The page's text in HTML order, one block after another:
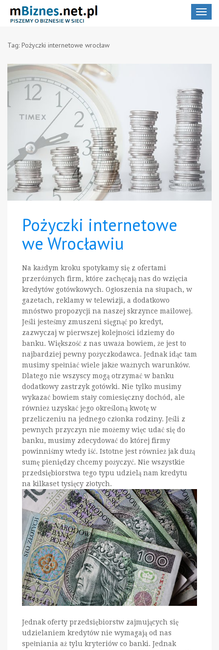
Toggle
Tag: Pożyczki internetowe wrocław
Pożyczki internetowe
we Wrocławiu
Na każdym kroku spotykamy się z ofertami
przeróżnych firm, które zachęcają nas do wzięcia
kredytów gotówkowych. Ogłoszenia na słupach, w
gazetach, reklamy w telewizji, a dodatkowo
mnóstwo propozycji na naszej skrzynce mailowej.
Jeśli jesteśmy zmuszeni sięgnąć po kredyt,
zazwyczaj w pierwszej kolejności idziemy do
banku. Większość z nas uważa bowiem, że jest to
najbardziej pewny pożyczkodawca. Jednak idąc tam
musimy spełniać wiele jakże ważnych warunków.
Dlatego nie wszyscy mogą otrzymać w banku
dodatkowy zastrzyk gotówki. Nie tylko musimy
wykazać bowiem stały comiesięczny dochód, ale
również uzyskać jego określoną kwotę w
przeliczeniu na jednego członka rodziny. Jeśli z
pewnych przyczyn nie możemy więc udać się do
banku, musimy zdecydować do której firmy
powinniśmy wtedy iść. Istotne jest również jak dużą
sumę pieniędzy chcemy pożyczyć. Nie wszystkie
przedsiębiorstwa tego typu udzielą nam kredytu
na kilkaset tysięcy złotych.
Jednak oferty przedsiębiorstw zajmujących się
udzielaniem kredytów nie wymagają od nas
spełniania aż tylu kryteriów co banki. Jednak